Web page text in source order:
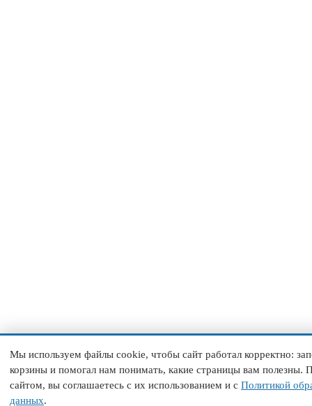
Мы используем файлы cookie, чтобы сайт работал корректно:
корзины и помогал нам понимать, какие страницы вам полезны.
сайтом, вы соглашаетесь с их использованием и с Политикой
данных.